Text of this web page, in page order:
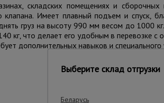
складских помещениях и
клапана. Имеет плавный подъем и спуск,
груз на высоту 990 мм весом до 1000
кг, что делает его удобным в перевозке
дополнительных навыков и специального
Выберите склад отгрузки
Беларусь